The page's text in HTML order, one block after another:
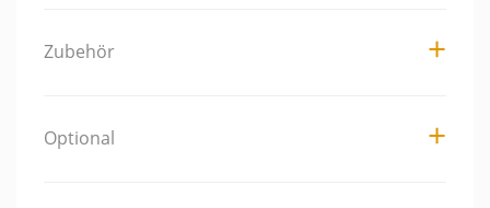
Zubehör
Optional